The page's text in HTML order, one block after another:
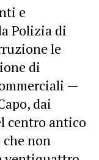
e
Polizia di
le
di
—
dai
centro antico
non